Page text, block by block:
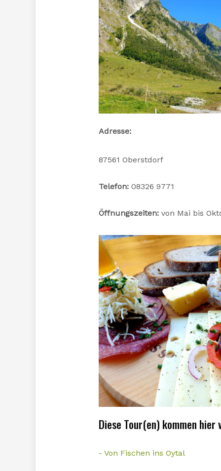
Adresse:
87561 Oberstdorf
Telefon: 08326 9771
Öffnungszeiten:von Mai bis
Diese Tour(en) kommen hier
- Von Fischen ins Oytal